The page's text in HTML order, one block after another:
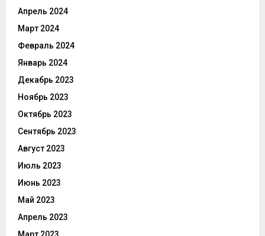
Апрель 2024
Март 2024
Февраль 2024
Январь 2024
Декабрь 2023
Ноябрь 2023
Октябрь 2023
Сентябрь 2023
Август 2023
Июль 2023
Июнь 2023
Май 2023
Апрель 2023